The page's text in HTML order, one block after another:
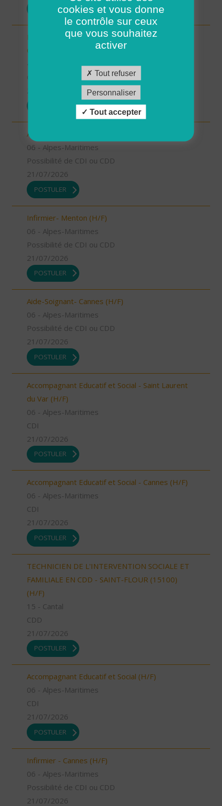
POSTULER
Responsable de secteur sur Noyers sur Cher -
CDD 2 mois Temps Plein (H/F)
41 - Loir-et-Cher
Aide à domicile - Menton (H/F)
06 - Alpes-Maritimes
Possibilité de CDI ou CDD
21/07/2026
POSTULER
Infirmier- Menton (H/F)
06 - Alpes-Maritimes
Possibilité de CDI ou CDD
21/07/2026
POSTULER
Aide-Soignant- Cannes (H/F)
06 - Alpes-Maritimes
Possibilité de CDI ou CDD
21/07/2026
POSTULER
Accompagnant Educatif et Social - Saint Laurent
du Var (H/F)
06 - Alpes-Maritimes
CDI
21/07/2026
POSTULER
Accompagnant Educatif et Social - Cannes (H/F)
06 - Alpes-Maritimes
CDI
21/07/2026
POSTULER
TECHNICIEN DE L'INTERVENTION SOCIALE ET
FAMILIALE EN CDD - SAINT-FLOUR (15100)
(H/F)
15 - Cantal
CDD
21/07/2026
POSTULER
Accompagnant Educatif et Social (H/F)
06 - Alpes-Maritimes
CDI
21/07/2026
POSTULER
Infirmier - Cannes (H/F)
06 - Alpes-Maritimes
Possibilité de CDI ou CDD
21/07/2026
cookies et vous donne
le contrôle sur ceux
que vous souhaitez
activer
Tout refuser
Personnaliser
Tout accepter